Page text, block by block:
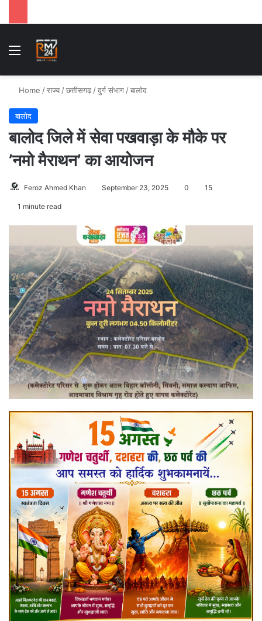
Menu
Home /राज्य /छत्तीसगढ़ /दुर्ग संभाग /बालोद
बालोद
बालोद जिले में सेवा पखवाड़ा के मौके पर
’नमो मैराथन’ का आयोजन
Feroz Ahmed Khan September 23, 2025 0 15
1 minute read